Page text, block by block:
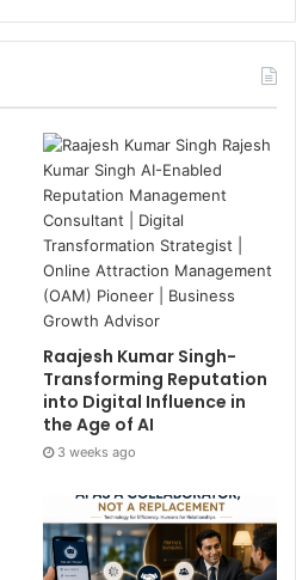
Raajesh Kumar Singh-
Transforming Reputation
into Digital Influence in
the Age of AI
3 weeks ago